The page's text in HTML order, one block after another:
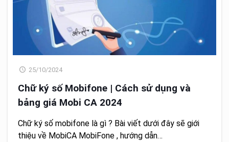
25/10/2024
Chữ ký số Mobifone | Cách sử dụng và
bảng giá Mobi CA 2024
Chữ ký số mobifone là gì ? Bài viết dưới đây sẽ giới
thiệu về MobiCA MobiFone , hướng dẫn…